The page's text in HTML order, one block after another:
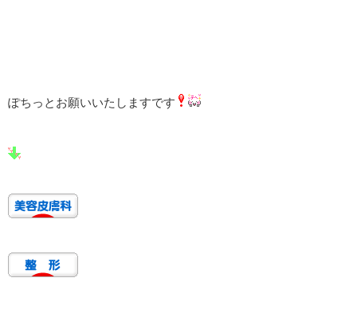
ぽちっとお願いいたしますです